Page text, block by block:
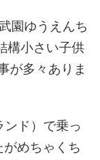
園ゆうえんち
構小さい子供
が多々ありま
ド）で乗っ
めちゃくち